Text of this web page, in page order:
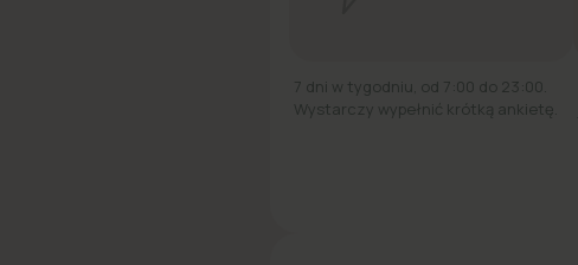
7 dni w tygodniu, od 7:00 do 23:00.
Wystarczy wypełnić krótką ankietę.